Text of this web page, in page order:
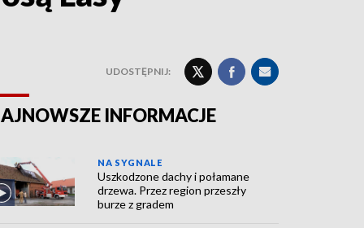
UDOSTĘPNIJ:
INFORMACJE
NA SYGNALE
Uszkodzone dachy i połamane
drzewa. Przez region przeszły
burze z gradem